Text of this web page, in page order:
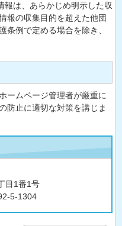
報は、あらかじめ明示した収
報の収集目的を超えた他団
条例で定める場合を除き、
ームページ管理者が厳重に
防止に適切な対策を講じま
目1番1号
5-1304